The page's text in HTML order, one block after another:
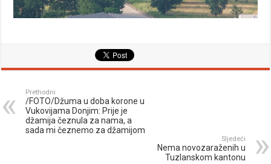
Prethodni
/FOTO/Džuma u doba korone u
Vukovijama Donjim: Prije je
džamija čeznula za nama, a
sada mi čeznemo za džamijom
Sljedeći
Nema novozaraženih u
Tuzlanskom kantonu